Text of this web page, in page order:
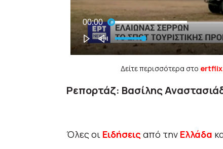
Δείτε περισσότερα στο
Ρεπορτάζ: Βασίλης
Όλες οι Ειδήσεις από την Ελλάδα